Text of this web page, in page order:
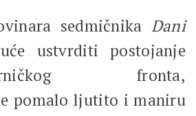
sedmičnika Dani
ustvrditi postojanje
fronta,
pomalo ljutito i maniru